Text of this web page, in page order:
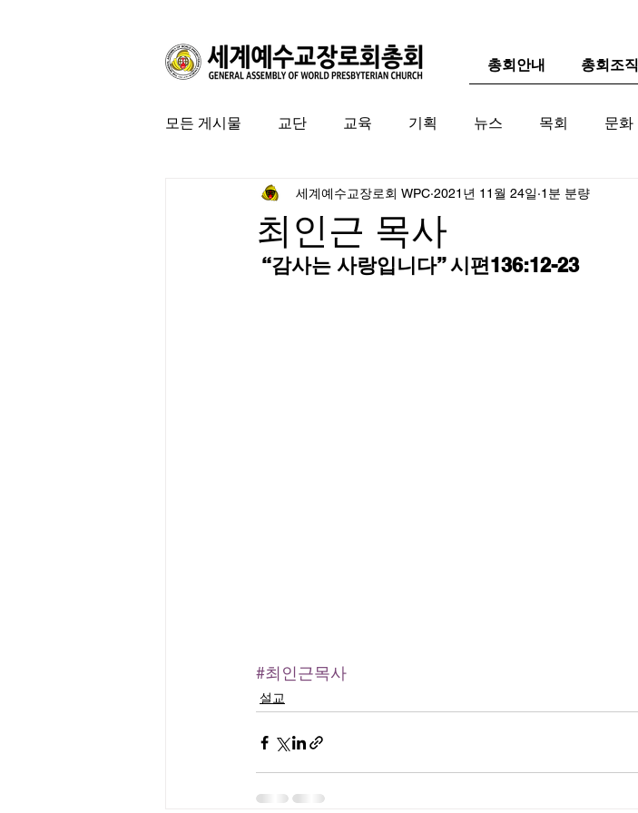
총회안내 총회조직
모든 게시물 교단 교육 기획 뉴스 목회 문화
특집 미국 교계 한국 교계 교단역사
최인근 목사
세계예수교장로회 WPC 2021년 11월 24일 1분 분량
“감사는 사랑입니다” 시편136:12-23
#최인근목사
설교